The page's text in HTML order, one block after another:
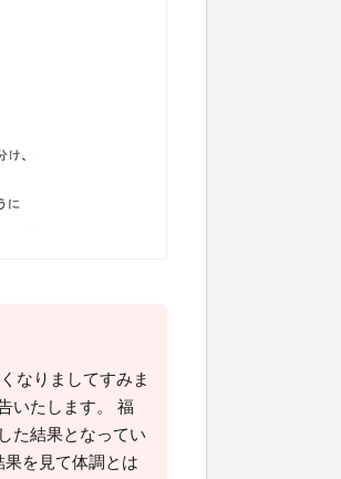
なりましてすみま
いたします。 福
た結果となってい
果を見て体調とは